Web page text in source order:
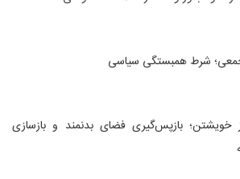
شرط همبستگی سیاسی
خویشتن؛ بازپس‌گیری فضای بدنمند و بازسازی